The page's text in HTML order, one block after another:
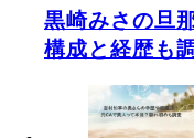
黒崎みさの旦
構成と経歴も